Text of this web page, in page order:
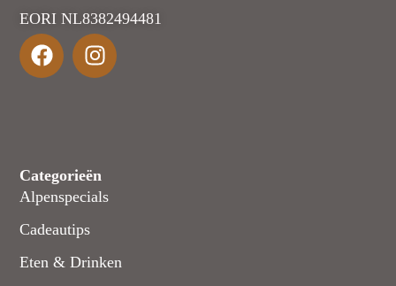
EORI NL8382494481
Categorieën
Alpenspecials
Cadeautips
Eten & Drinken